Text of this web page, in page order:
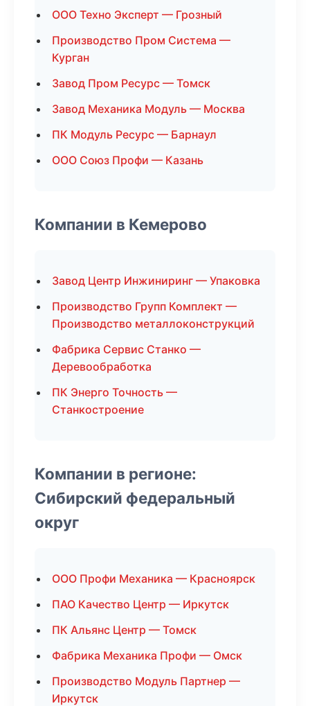
ООО Техно Эксперт — Грозный
Производство Пром Система —
Курган
Завод Пром Ресурс — Томск
Завод Механика Модуль — Москва
ПК Модуль Ресурс — Барнаул
ООО Союз Профи — Казань
Компании в Кемерово
Завод Центр Инжиниринг — Упаковка
Производство Групп Комплект —
Производство металлоконструкций
Фабрика Сервис Станко —
Деревообработка
ПК Энерго Точность —
Станкостроение
Компании в регионе:
Сибирский федеральный
округ
ООО Профи Механика — Красноярск
ПАО Качество Центр — Иркутск
ПК Альянс Центр — Томск
Фабрика Механика Профи — Омск
Производство Модуль Партнер —
Иркутск